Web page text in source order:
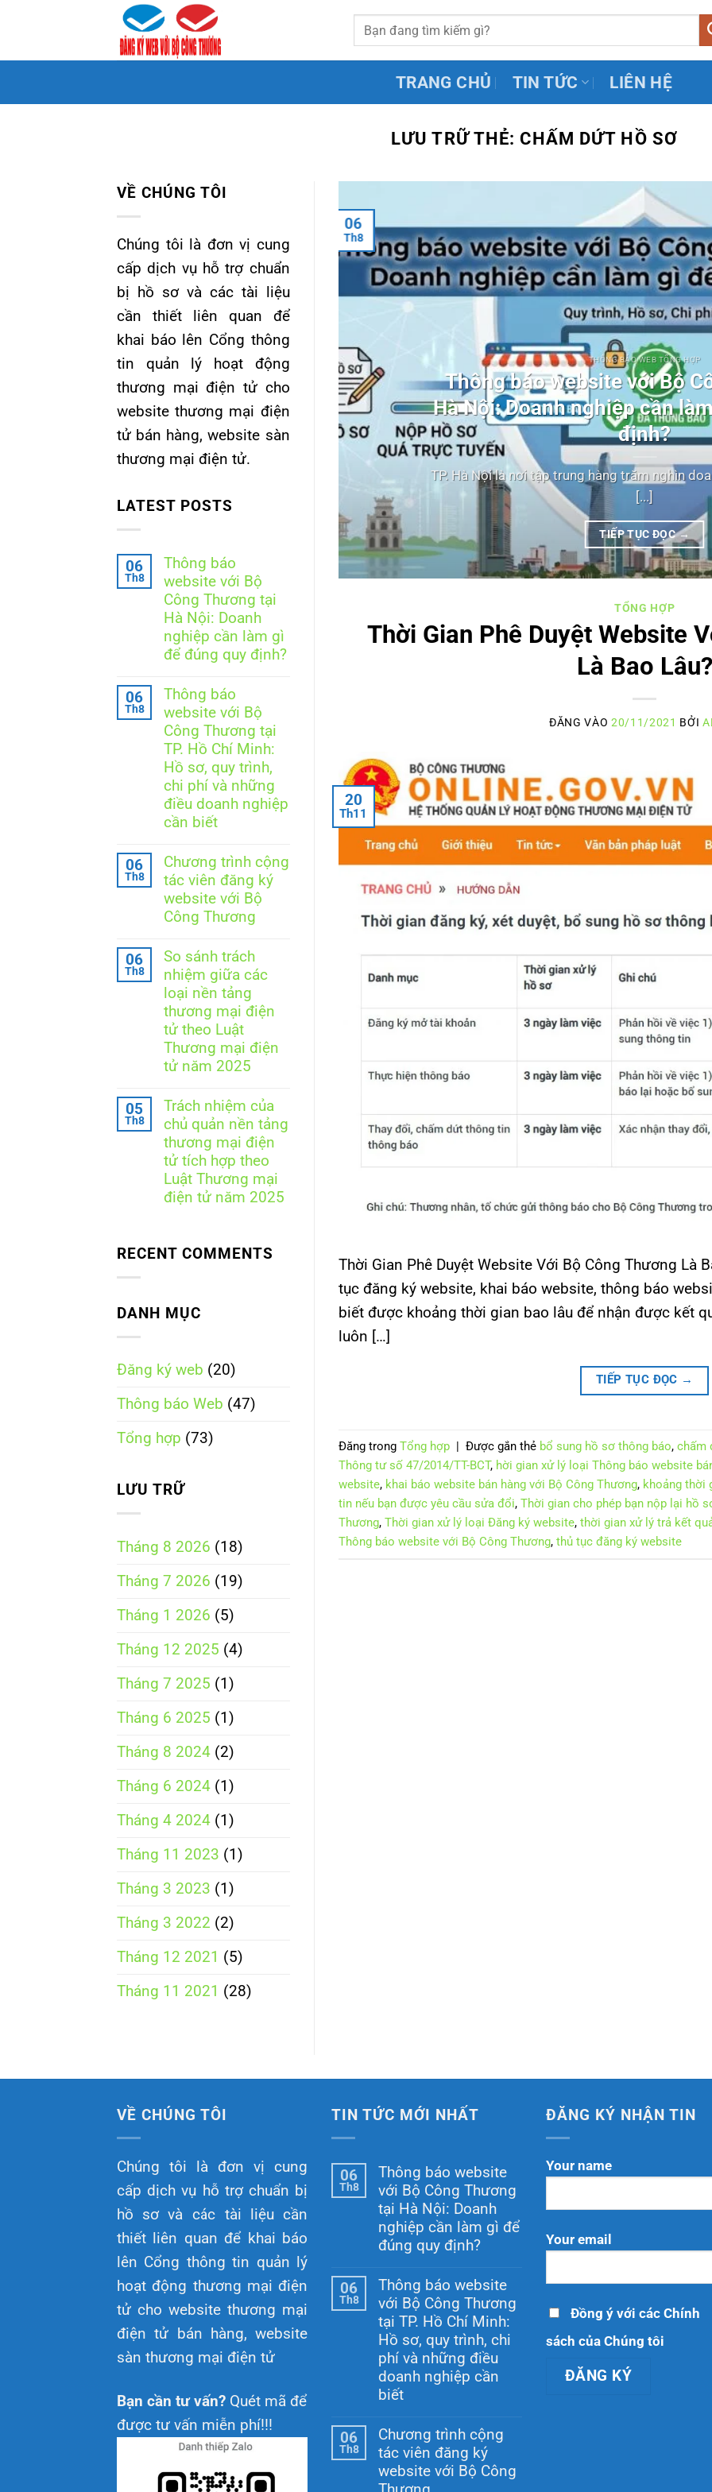
nội
TRANG CHỦ TIN TỨC LIÊN HỆ
LƯU TRỮ THẺ: CHẤM DỨT HỒ SƠ
VỀ CHÚNG TÔI
Chúng tôi là đơn vị cung
cấp dịch vụ hỗ trợ chuẩn
bị hồ sơ và các tài liệu
cần thiết liên quan để
khai báo lên Cổng thông
tin quản lý hoạt động
thương mại điện tử cho
website thương mại điện
tử bán hàng, website sàn
thương mại điện tử.
LATEST POSTS
06
Th8
Thông báo
website với Bộ
Công Thương tại
Hà Nội: Doanh
nghiệp cần làm gì
để đúng quy định?
có
bình
luận
ở
Thông
báo
website
với
Bộ
Công
Thương
tại
Doanh
nghiệp
cần
làm
gì
quy
định?
06
Th8
Thông báo
website với Bộ
Công Thương tại
TP. Hồ Chí Minh:
Hồ sơ, quy trình,
chi phí và những
điều doanh nghiệp
cần biết
có
bình
luận
Thông
báo
Bộ
Công
Thương
tại
TP.
Hồ
Chí
Minh:
Hồ
sơ,
chi
phí
và
những
điều
doanh
nghiệp
cần
06
Th8
Chương trình cộng
tác viên đăng ký
website với Bộ
Công Thương
có
bình
luận
ở
Chương
trình
cộng
tác
viên
đăng
ký
với
Bộ
Công
Thương
06
Th8
So sánh trách
nhiệm giữa các
loại nền tảng
thương mại điện
tử theo Luật
Thương mại điện
tử năm 2025
có
bình
luận
ở
So
sánh
trách
nhiệm
giữa
tảng
thương
theo
điện
tử
2025
05
Th8
Trách nhiệm của
chủ quản nền tảng
thương mại điện
tử tích hợp theo
Luật Thương mại
điện tử năm 2025
luận
của
chủ
thương
mại
điện
tử
hợp
theo
mại
điện
RECENT COMMENTS
DANH MỤC
Đăng ký web (20)
Thông báo Web (47)
Tổng hợp (73)
LƯU TRỮ
Tháng 8 2026 (18)
Tháng 7 2026 (19)
Tháng 1 2026 (5)
Tháng 12 2025 (4)
Tháng 7 2025 (1)
Tháng 6 2025 (1)
Tháng 8 2024 (2)
Tháng 6 2024 (1)
Tháng 4 2024 (1)
Tháng 11 2023 (1)
Tháng 3 2023 (1)
Tháng 3 2022 (2)
Tháng 12 2021 (5)
Tháng 11 2021 (28)
THÔNG BÁO WEB TỔNG HỢP
Thông báo website với Bộ
Hà Nội: Doanh nghiệp cần
định?
TP. Hà Nội là nơi tập trung hàng trăm nghìn
[...]
TIẾP TỤC ĐỌC→
06
Th8
quản nền tảng thương
theo Luật Thương mại
TỔNG HỢP
Thời Gian Phê Duyệt Website
Là Bao Lâu?
ĐĂNG VÀO20/11/2021 BỞI
20
Th11
Thời Gian Phê Duyệt Website Với Bộ Công Thương Là
tục đăng ký website, khai báo website, thông báo
biết được khoảng thời gian bao lâu để nhận được kết
luôn […]
TIẾP TỤC ĐỌC →
Đăng trong Tổng hợp | Được gắn thẻ bổ sung hồ sơ thông báo, chấm
Thông tư số 47/2014/TT-BCT, hời gian xử lý loại Thông báo website
website, khai báo website bán hàng với Bộ Công Thương, khoảng thời
tin nếu bạn được yêu cầu sửa đổi, Thời gian cho phép bạn nộp lại hồ
Thương, Thời gian xử lý loại Đăng ký website, thời gian xử lý trả kết
Thông báo website với Bộ Công Thương, thủ tục đăng ký website
VỀ CHÚNG TÔI
Chúng tôi là đơn vị cung
cấp dịch vụ hỗ trợ chuẩn bị
hồ sơ và các tài liệu cần
thiết liên quan để khai báo
lên Cổng thông tin quản lý
hoạt động thương mại điện
tử cho website thương mại
điện tử bán hàng, website
sàn thương mại điện tử
Bạn cần tư vấn? Quét mã để
được tư vấn miễn phí!!!
TIN TỨC MỚI NHẤT
06
Th8
Thông báo website
với Bộ Công Thương
tại Hà Nội: Doanh
nghiệp cần làm gì để
đúng quy định?
có
bình
luận
ở
Thông
báo
website
với
Bộ
Công
Thương
Hà
Nội:
Doanh
nghiệp
cần
06
Th8
Thông báo website
với Bộ Công Thương
tại TP. Hồ Chí Minh:
Hồ sơ, quy trình, chi
phí và những điều
doanh nghiệp cần
biết
có
bình
luận
Thông
báo
06
Th8
Chương trình cộng
tác viên đăng ký
website với Bộ Công
ĐĂNG KÝ NHẬN TIN
Your name
Your email
Đồng ý với các Chính
sách của Chúng tôi